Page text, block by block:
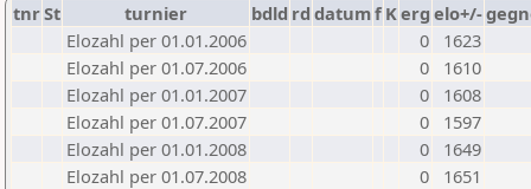
tnrSt turnier bdld rd datumf Kerg elo+/-
Elozahl per 01.01.2006
0
1623
Elozahl per 01.07.2006
0
1610
Elozahl per 01.01.2007
0
1608
Elozahl per 01.07.2007
0
1597
Elozahl per 01.01.2008
0
1649
Elozahl per 01.07.2008
0
1651